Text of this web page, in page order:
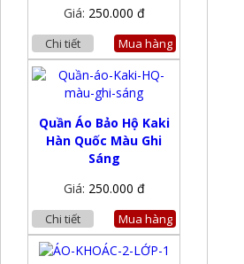
Giá: 250.000 đ
Chi tiết Mua hàng
Quần Áo Bảo Hộ Kaki
Hàn Quốc Màu Ghi
Sáng
Giá: 250.000 đ
Chi tiết Mua hàng